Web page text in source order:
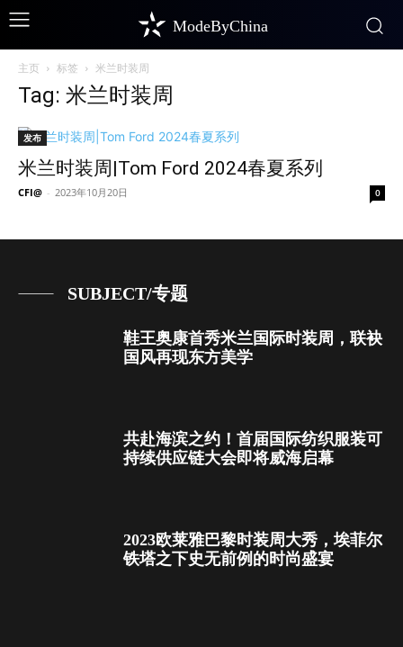
ModeByChina
主页 标签 米兰时装周
Tag: 米兰时装周
发布
米兰时装周|Tom Ford 2024春夏系列
CFI@ - 2023年10月20日 0
SUBJECT/专题
鞋王奥康首秀米兰国际时装周，联袂
国风再现东方美学
共赴海滨之约！首届国际纺织服装可
持续供应链大会即将威海启幕
2023欧莱雅巴黎时装周大秀，埃菲尔
铁塔之下史无前例的时尚盛宴